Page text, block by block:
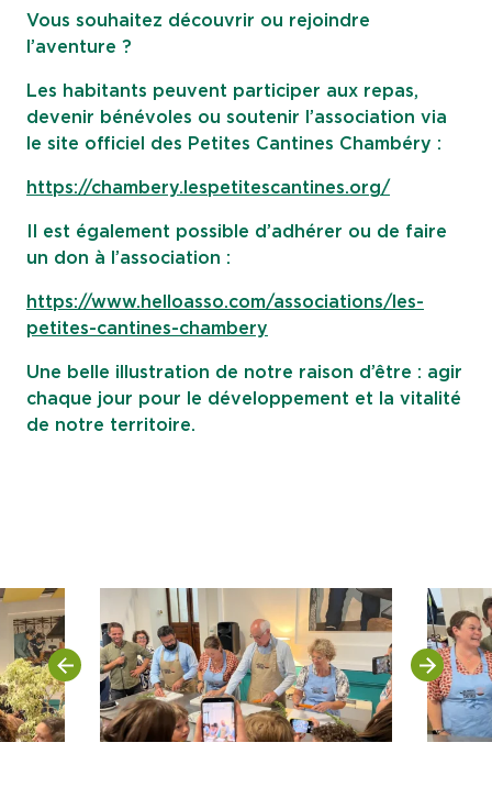
Vous souhaitez découvrir ou rejoindre
l’aventure ?
Les habitants peuvent participer aux repas,
devenir bénévoles ou soutenir l’association via
le site officiel des Petites Cantines Chambéry :
https://chambery.lespetitescantines.org/
Il est également possible d’adhérer ou de faire
un don à l’association :
https://www.helloasso.com/associations/les-
petites-cantines-chambery
Une belle illustration de notre raison d’être : agir
chaque jour pour le développement et la vitalité
de notre territoire.